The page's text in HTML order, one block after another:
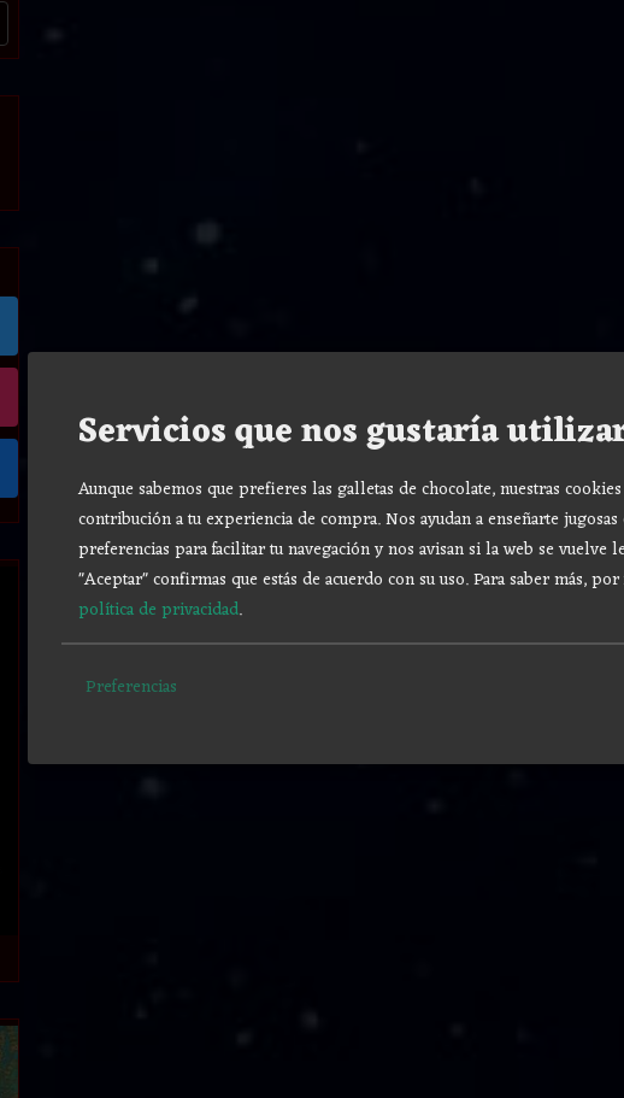
Servicios que nos gustaría
Aunque sabemos que prefieres las galletas de chocolate, nuestras
contribución a tu experiencia de compra. Nos ayudan a enseñarte jugosas
preferencias para facilitar tu navegación y nos avisan si la web se vuelve
"Aceptar" confirmas que estás de acuerdo con su uso.Para saber más,
política de privacidad.
Preferencias